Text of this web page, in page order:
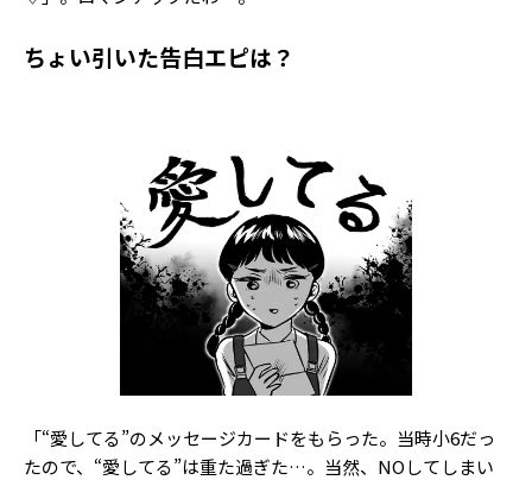
ちょい引いた告白エピは？
「“愛してる”のメッセージカードをもらった。当時小6だっ
たので、“愛してる”は重た過ぎた…。当然、NOしてしまい